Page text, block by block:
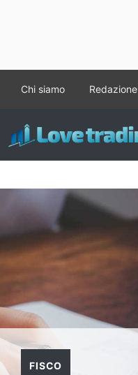
contenuto
Chi siamo Redazione
FISCO